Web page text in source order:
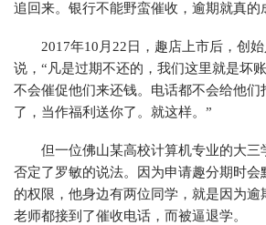
追回来。银行不能野蛮催收，逾期就真的
2017年10月22日，趣店上市后，创
说，“凡是过期不还的，我们这里就是坏
不会催促他们来还钱。电话都不会给他们
了，当作福利送你了。就这样。”
但一位佛山某高校计算机专业的大三
否定了罗敏的说法。因为申请趣分期时会
的权限，他身边有两位同学，就是因为逾
老师都接到了催收电话，而被逼退学。